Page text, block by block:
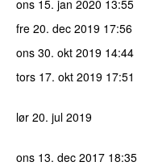
ons 15. jan 2020 13:55
fre 20. dec 2019 17:56
ons 30. okt 2019 14:44
tors 17. okt 2019 17:51
lør 20. jul 2019
ons 13. dec 2017 18:35